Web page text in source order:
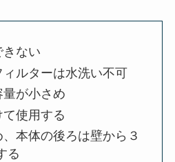
ない
ルターは水洗い不可
が小さめ
使用する
本体の後ろは壁から３
る